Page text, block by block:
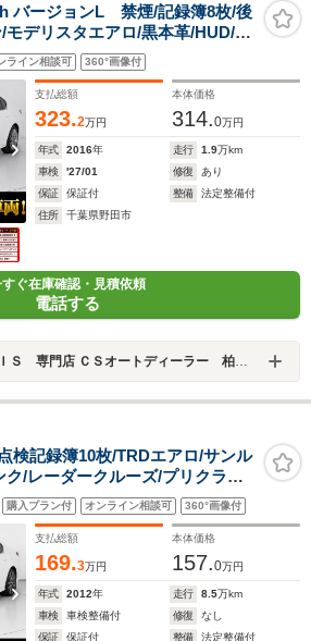
バージョンL 禁煙/記録簿8枚/後
デリスタエアロ/黒本革/HUD/プ
ルーズC/パワートランク/BSM/
面SDナビ/後席コントロールパ
シート
ライン相談可 360°画像付
支払総額
323.2万円
本体価格
314.0万円
年式 2016年 走行 1.9万km
車検
'27/01 修復
あり
保証
保証付 整備
法定整備付
住所
千葉県野田市
ぐ在庫確認・見積依頼
電話する
店 ＣＳオートディーラー 柏インター店 中古車専門店
記録簿10枚/TRDエアロ/サンル
/レーダークルーズ/プリクラッ
/HUD/エアシート/シートヒータ
ッドライト/HDDマルチナ
購入プラン付 オンライン相談可 360°画像付
支払総額
169.3万円
本体価格
157.0万円
年式 2012年 走行 8.5万km
車検
車検整備付 修復
なし
保証
保証付 整備
法定整備付